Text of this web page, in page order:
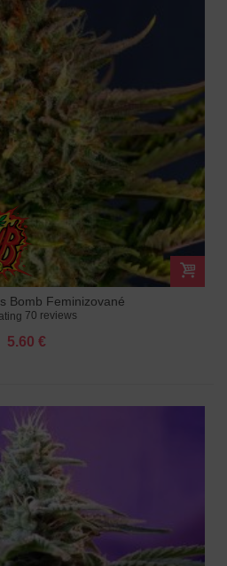
Bomb Feminizované
70 reviews
5.60 €